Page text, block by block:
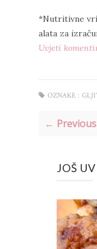
*Nutritivne
alata za
Uvjeti
OZNAKE :
←
JOŠ